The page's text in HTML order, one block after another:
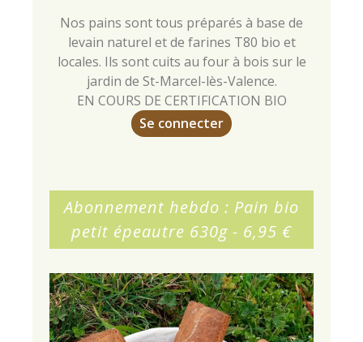
Nos pains sont tous préparés à base de
levain naturel et de farines T80 bio et
locales. Ils sont cuits au four à bois sur le
jardin de St-Marcel-lès-Valence.
EN COURS DE CERTIFICATION BIO
Se connecter
Abonnement hebdo : Pain bio
petit épeautre 630g - 6,95 €